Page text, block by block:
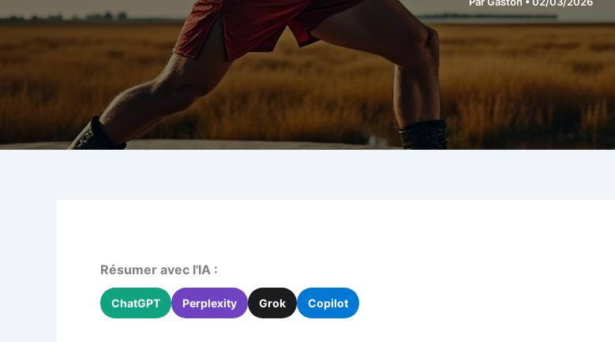
Résumer avec l'IA :
ChatGPT Perplexity Grok Copilot